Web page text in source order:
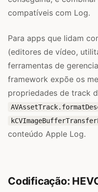
compatíveis com Log.
Para apps que lidam
(editores de vídeo,
ferramentas de
framework expõe os
propriedades de track
conteúdo Apple Log.
Codificação: